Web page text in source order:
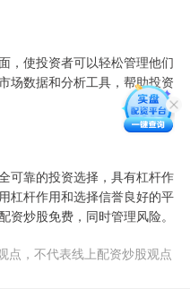
，使投资者可以轻松管理他们
场数据和分析工具，帮助投资
可靠的投资选择，具有杠杆作
杠杆作用和选择信誉良好的平
炒股免费，同时管理风险。
点，不代表线上配资炒股观点